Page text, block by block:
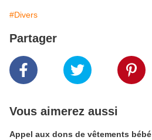
#Divers
Partager
Vous aimerez aussi
Appel aux dons de vêtements bébé